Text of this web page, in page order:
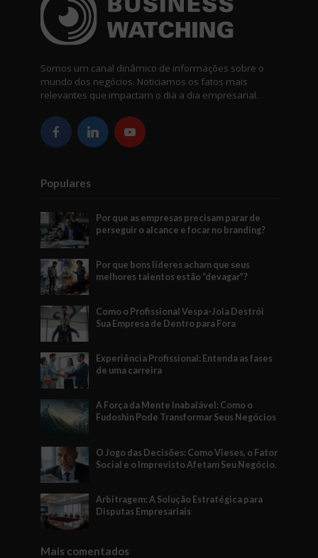
Somos um canal dinâmico de informações sobre o
mundo dos negócios. Noticiamos os fatos mais
relevantes que impactam o dia a dia empresarial.
Populares
Por que as empresas precisam parar de
perseguir o alcance e focar no branding?
Por que bons líderes acham que seus
melhores talentos estão “devagar”?
Como o Profissional Vespa-Joia Destrói
Sua Empresa de Dentro para Fora
Experiência Profissional: Entenda as fases
de uma carreira
A Força da Mente Inabalável: Como o
Fudoshin Pode Transformar Seus Negócios
O Jogo das Decisões: Como Vieses, o Fator
Social e o Imprevisto Afetam Seu Negócio.
Arbitragem: A Solução Estratégica para
Disputas Empresariais
Mais comentados